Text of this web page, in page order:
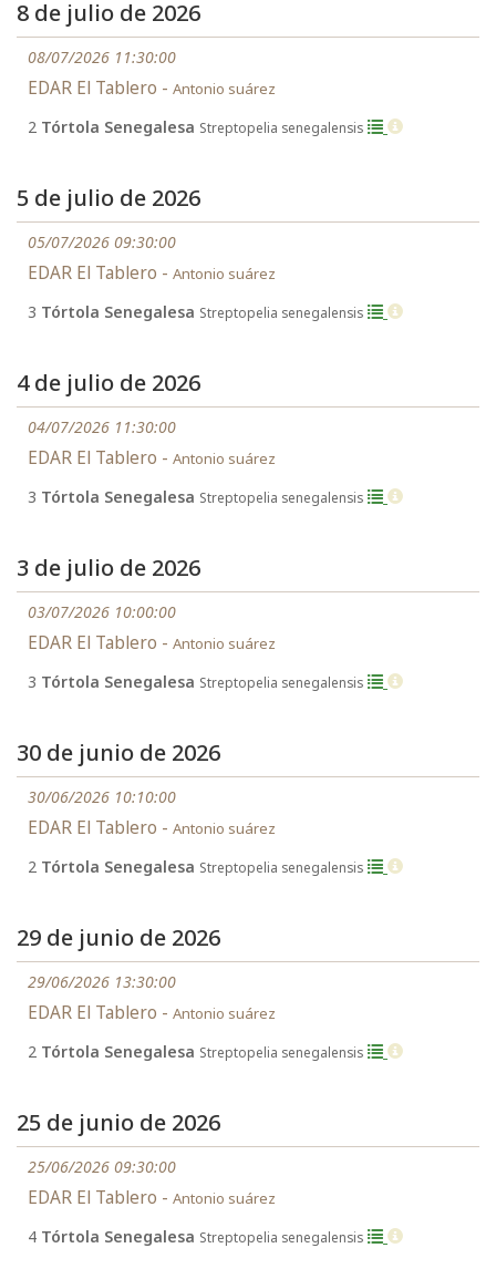
8 de julio de 2026
08/07/2026 11:30:00
EDAR El Tablero - Antonio suárez
2 Tórtola Senegalesa Streptopelia senegalensis
5 de julio de 2026
05/07/2026 09:30:00
EDAR El Tablero - Antonio suárez
3 Tórtola Senegalesa Streptopelia senegalensis
4 de julio de 2026
04/07/2026 11:30:00
EDAR El Tablero - Antonio suárez
3 Tórtola Senegalesa Streptopelia senegalensis
3 de julio de 2026
03/07/2026 10:00:00
EDAR El Tablero - Antonio suárez
3 Tórtola Senegalesa Streptopelia senegalensis
30 de junio de 2026
30/06/2026 10:10:00
EDAR El Tablero - Antonio suárez
2 Tórtola Senegalesa Streptopelia senegalensis
29 de junio de 2026
29/06/2026 13:30:00
EDAR El Tablero - Antonio suárez
2 Tórtola Senegalesa Streptopelia senegalensis
25 de junio de 2026
25/06/2026 09:30:00
EDAR El Tablero - Antonio suárez
4 Tórtola Senegalesa Streptopelia senegalensis